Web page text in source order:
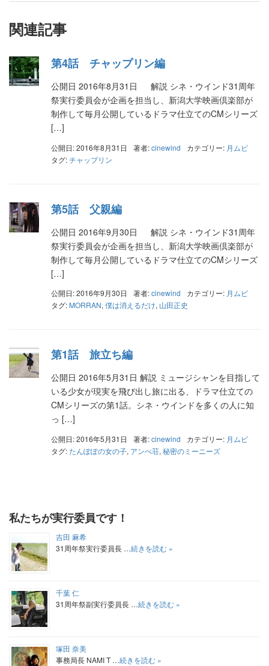
関連記事
第4話 チャップリン編
公開日 2016年8月31日 解説 シネ・ウインド31周年
祭実行委員会が企画を担当し、新潟大学映画倶楽部が
制作して毎月公開しているドラマ仕立てのCMシリーズ
[…]
公開日: 2016年8月31日 著者:cinewind カテゴリー: 月ムビ
タグ:チャップリン
第5話 父親編
公開日 2016年9月30日 解説 シネ・ウインド31周年
祭実行委員会が企画を担当し、新潟大学映画倶楽部が
制作して毎月公開しているドラマ仕立てのCMシリーズ
[…]
公開日: 2016年9月30日 著者:cinewind カテゴリー: 月ムビ
タグ: MORRAN, 僕は消えるだけ, 山田正史
第1話 旅立ち編
公開日 2016年5月31日 解説 ミュージシャンを目指して
いる少女が現実を飛び出し旅に出る、ドラマ仕立ての
CMシリーズの第1話。シネ・ウインドを多くの人に知
っ […]
公開日: 2016年5月31日 著者:cinewind カテゴリー: 月ムビ
タグ:たんぽぽの女の子, アンぺ荘, 秘密のミーニーズ
私たちが実行委員です！
吉田 麻希
31周年祭実行委員長 …続きを読む »
千葉 仁
31周年祭副実行委員長 …続きを読む »
塚田 奈美
事務局長 NAMI T …続きを読む »